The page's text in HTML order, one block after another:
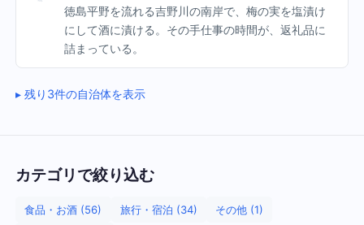
徳島平野を流れる吉野川の南岸で、梅の実を塩漬け
にして酒に漬ける。その手仕事の時間が、返礼品に
詰まっている。
残り3件の自治体を表示
カテゴリで絞り込む
食品・お酒 (56) 旅行・宿泊 (34)
その他 (1)